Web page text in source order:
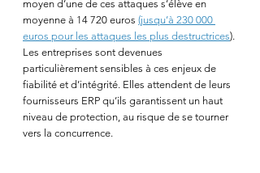
moyen d’une de ces attaques s’élève en
moyenne à 14 720 euros (jusqu’à 230 000
euros pour les attaques les plus destructrices).
Les entreprises sont devenues
particulièrement sensibles à ces enjeux de
fiabilité et d’intégrité. Elles attendent de leurs
fournisseurs ERP qu’ils garantissent un haut
niveau de protection, au risque de se tourner
vers la concurrence.